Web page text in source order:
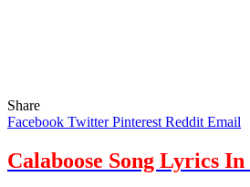
Share
Facebook Twitter Pinterest Reddit Email
Calaboose Song Lyrics